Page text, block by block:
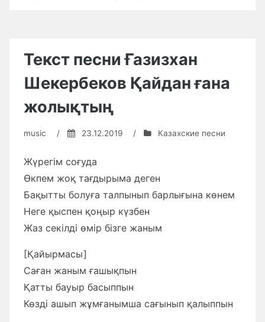
термесі»Төреәлі
—
Қайнардың
термесі
Текст песни Ғазизхан
Шекербеков Қайдан ғана
жолықтың
music / 23.12.2019 / Казахские песни
Жүрегім соғуда
Өкпем жоқ тағдырыма деген
Бақытты болуға талпынып барлығына көнем
Неге қыспен қоңыр күзбен
Жаз секілді өмір бізге жаным
[Қайырмасы]
Саған жаным ғашықпын
Қатты бауыр басыппын
Көзді ашып жұмғанымша сағынып қалыппын